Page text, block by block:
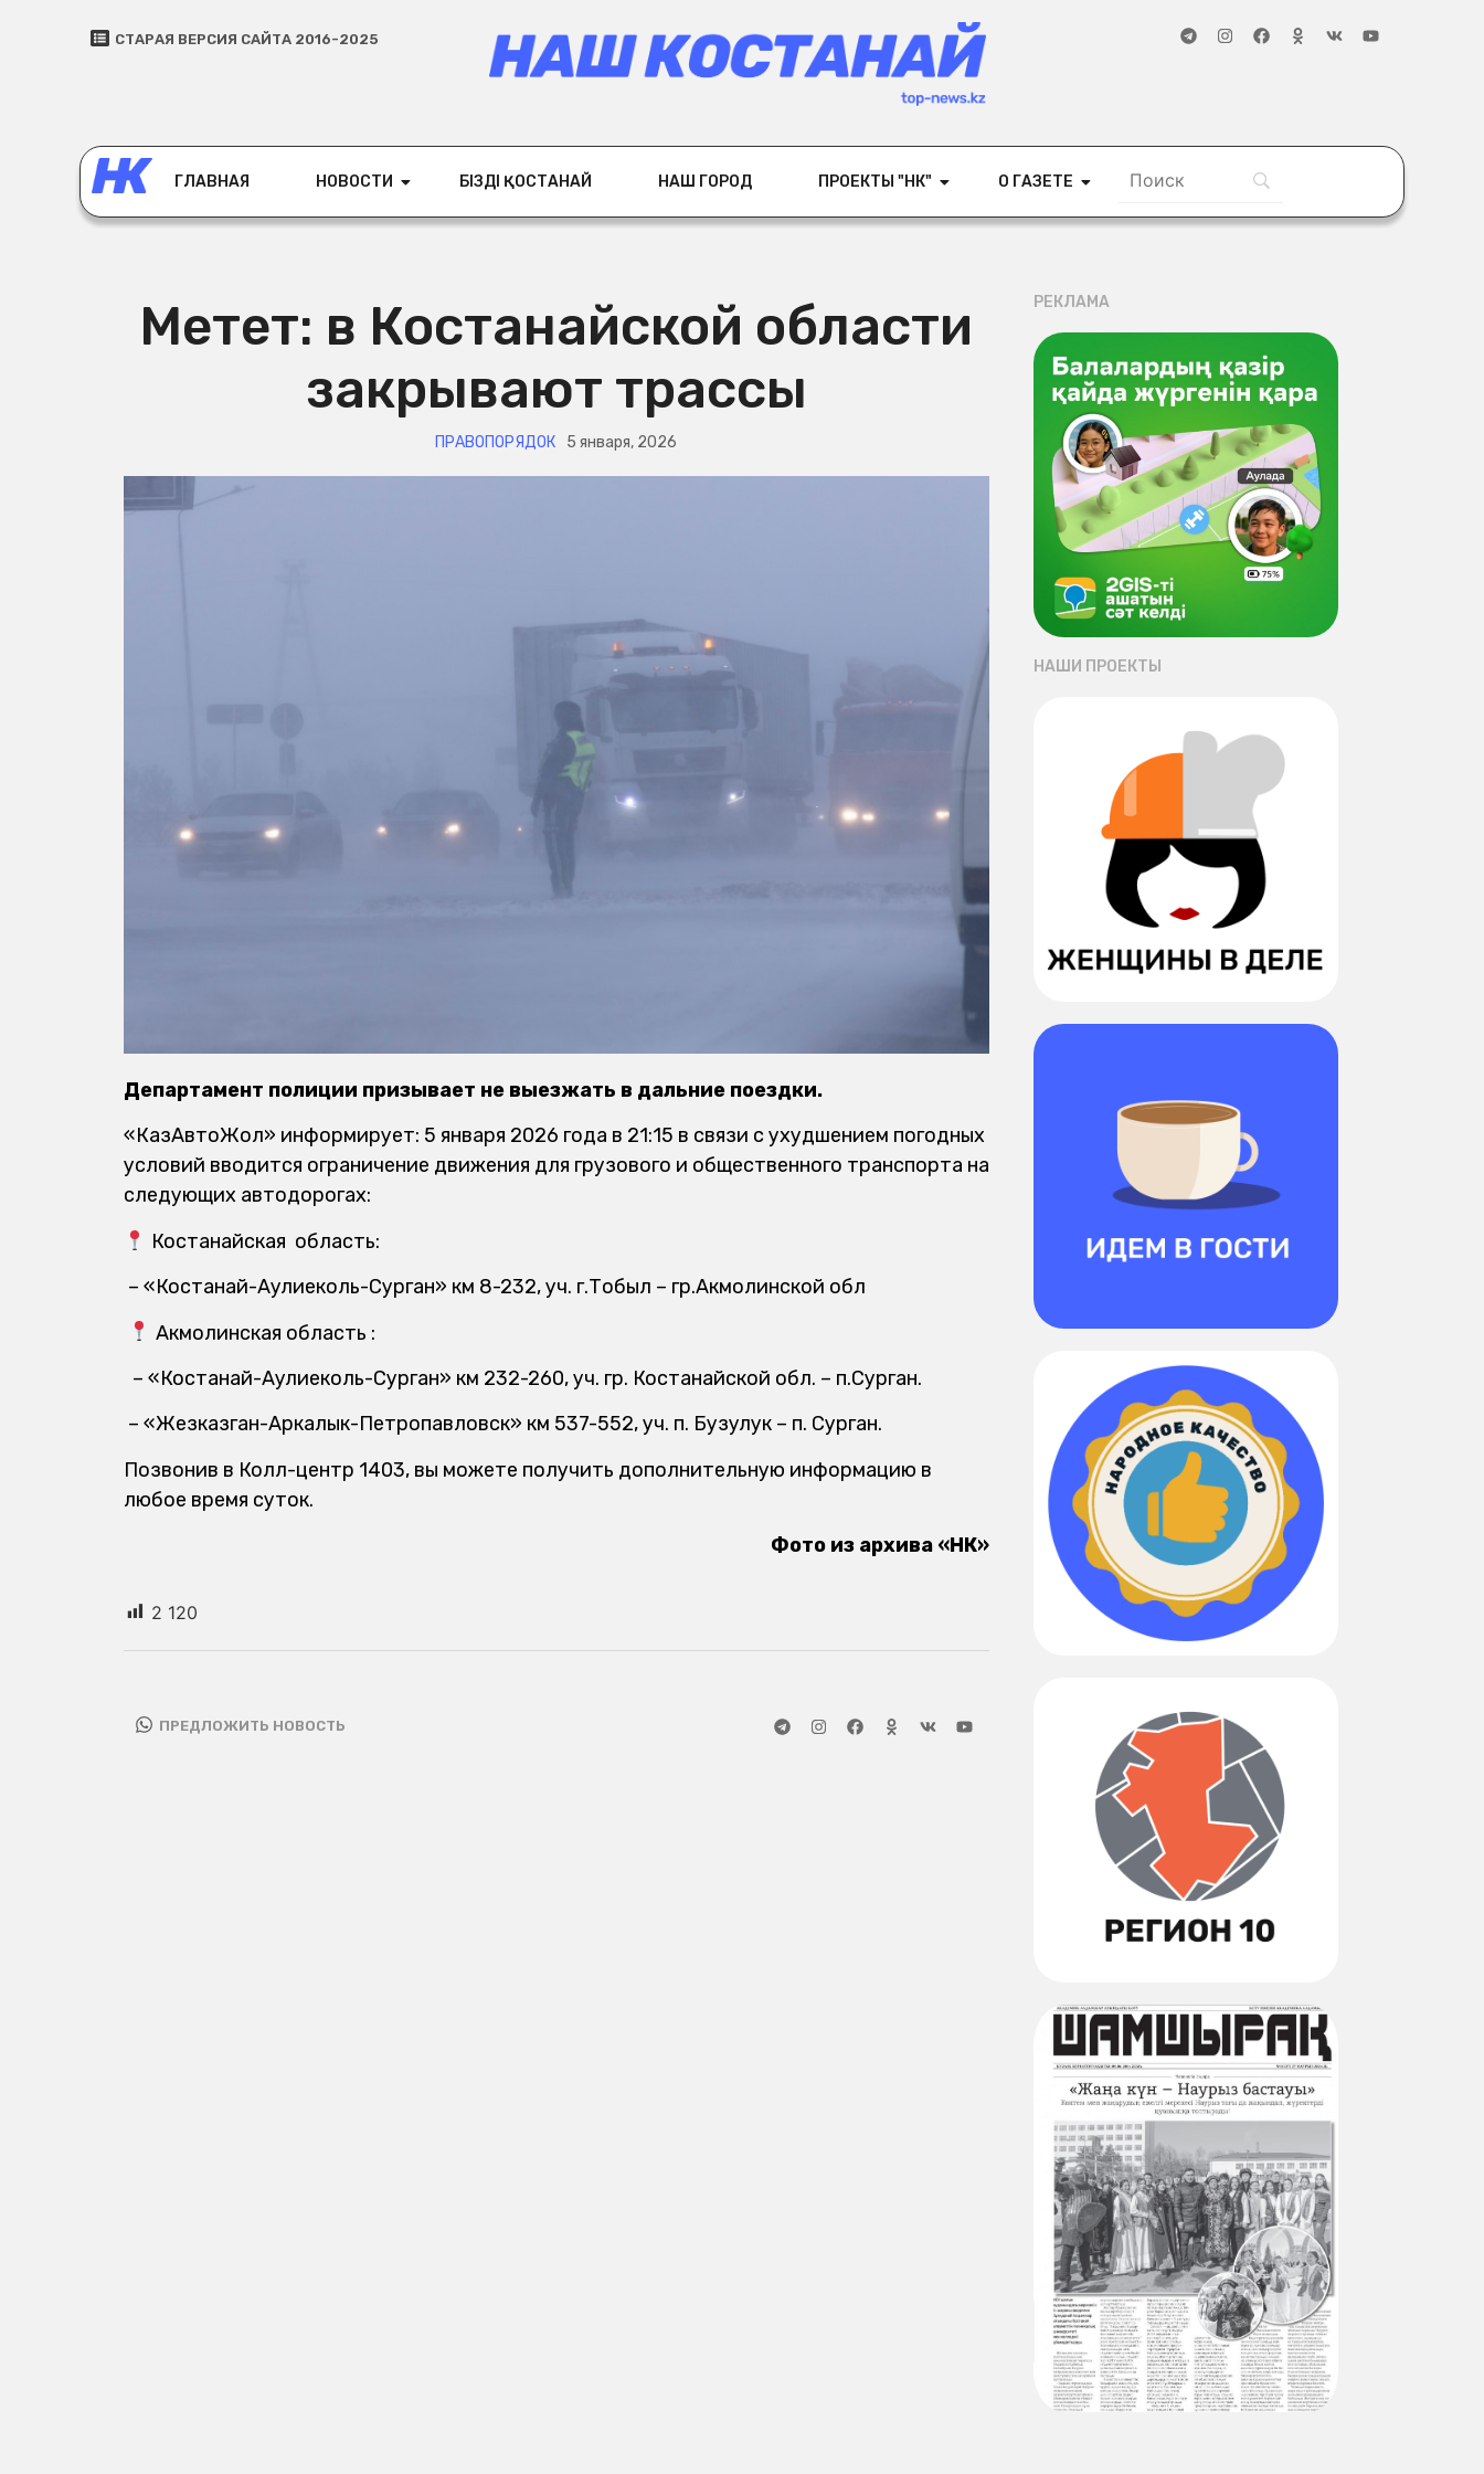
СТАРАЯ ВЕРСИЯ САЙТА 2016-2025
ГЛАВНАЯ НОВОСТИ БІЗДІҢ ҚОСТАНАЙ НАШ ГОРОД ПРОЕКТЫ "НК" О ГАЗЕТЕ
Метет: в Костанайской области
закрывают трассы
ПРАВОПОРЯДОК 5 января, 2026
Департамент полиции призывает не выезжать в дальние поездки.
«КазАвтоЖол» информирует: 5 января 2026 года в 21:15 в связи с ухудшением погодных
условий вводится ограничение движения для грузового и общественного транспорта на
следующих автодорогах:
Костанайская область:
– «Костанай-Аулиеколь-Сурган» км 8-232, уч. г.Тобыл – гр.Акмолинской обл
Акмолинская область :
– «Костанай-Аулиеколь-Сурган» км 232-260, уч. гр. Костанайской обл. – п.Сурган.
– «Жезказган-Аркалык-Петропавловск» км 537-552, уч. п. Бузулук – п. Сурган.
Позвонив в Колл-центр 1403, вы можете получить дополнительную информацию в
любое время суток.
Фото из архива «НК»
2 120
ПРЕДЛОЖИТЬ НОВОСТЬ
РЕКЛАМА
НАШИ ПРОЕКТЫ